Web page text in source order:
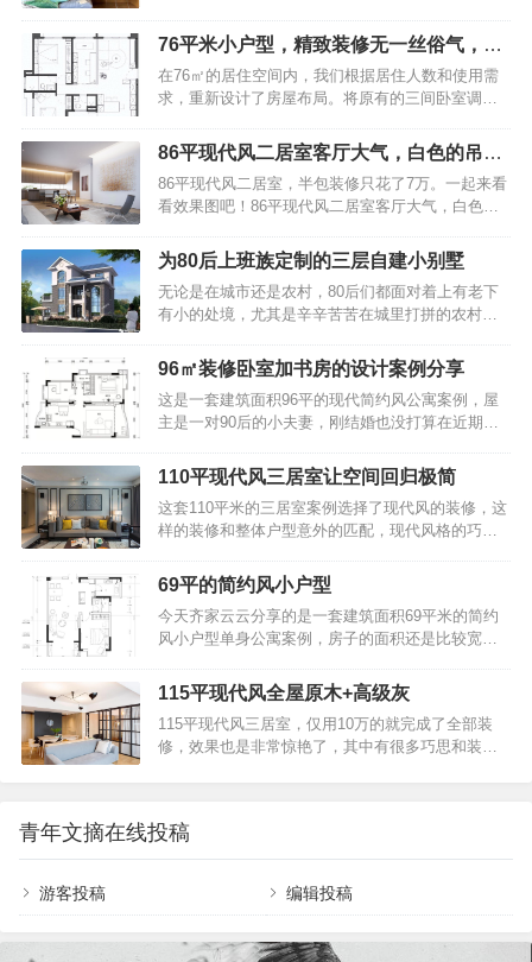
活态度上和对家具的选择上。就比如同样是睡觉的
卧室，爸妈他们对卧室的理解是：无论哪个卧室，
都必须要有一个双人床和一个标准的衣柜，不然能
叫卧室？越来越多人不在卧室放“双人床”了？学学广
东人的做法，美观实用年轻人则不同，他们认为卧
室虽然是用来睡觉的，但不能只用来睡觉，能融入
都使用千篇一律的双人床，只要能躺下睡个好觉，
就是好床，就…
76平米小户型，精致装修无一丝俗气，堪
称家装典范之作
在76㎡的居住空间内，我们根据居住人数和使用需
求，重新设计了房屋布局。将原有的三间卧室调整
足了屋主的需求，被打造成了一个光线充足、通透
的书房。这里不仅是居家办公的理想场所，还特别
设置了攀岩墙和瑜伽角，为屋主提供了娱乐和休憩
的空间。76平米小户型，精致装修无一丝俗气，堪
称家装典范之作平面布置图客厅76平米小户型，精
致装修无一丝俗气，堪称家装典范之作客厅虽然小
木百叶，形成了连续的窗带效果，让光线能够灵活
地进入室内…
86平现代风二居室客厅大气，白色的吊顶
展现出十足的禅意
86平现代风二居室，半包装修只花了7万。一起来看
看效果图吧！86平现代风二居室客厅大气，白色的
立面,跳跃明快的色彩。86平现代风二居室客厅大
气，白色的吊顶展现出十足的禅意客厅整体采用白
色为主，显得干净整洁，白色沙发上的各式各样的
抱枕、非常的有活力。86平现代风二居室客厅大
气，白色的吊顶展现出十足的禅意客厅给人一种强
大的气场，白色的吊顶展现出十足的禅意。让一切
代风二居室客厅大气，白色的吊顶展现出十足的禅
意客…
为80后上班族定制的三层自建小别墅
无论是在城市还是农村，80后们都面对着上有老下
有小的处境，尤其是辛辛苦苦在城里打拼的农村
子，把父母、孩子、夫妻俩全可以住的下实在有点
难，所以不少人都会选择在老家再盖一栋小别墅，
一来父母养老居住方便，二来趁着政策还允许，在
老家把宅基地先占着，或者以后等老了给自己养老
的居所，那什么样的房子适合现在的农村建造呢？
下面美墅住宅给大家介绍一款美观又实用的别墅户
墅，这栋自建别墅的造型非常新颖，非常大方时
尚。灰白色的外墙，不…
96㎡装修卧室加书房的设计案例分享
这是一套建筑面积96平的现代简约风公寓案例，屋
主是一对90后的小夫妻，刚结婚也没打算在近期要
个家以现代大方的实用设计理念，来营造出一个简
洁而又舒适的生活空间。下面就一起来看看吧~96㎡
装修案例分享，卧室加书房的设计，舒适且温馨！
平面布置图96㎡装修案例分享，卧室加书房的设
计，舒适且温馨！入户玄关和客厅之间用一个矮柜
作为隔断，整个空间选择铺贴相同的地砖和刷成相
非常舒适。96㎡装修案例分享，卧室加书房的设
计，舒适…
110平现代风三居室让空间回归极简
这套110平米的三居室案例选择了现代风的装修，这
样的装修和整体户型意外的匹配，现代风格的巧妙
只花费了9万，可谓物美价廉了。110平现代风三居
室让空间回归极简, 餐厅充满原始自然的味道让空间
回归极简，就要抛开一切冗余的元素，只以简单的
线条彰显优雅格调，注重一线，一点，一面及其细
节处理，再搭配品位高级的功能性家具，呈现一种
感官上的简洁。110平现代风三居室让空间回归极
意不要装修得太繁杂，尤其是不要放太多的东西…
69平的简约风小户型
今天齐家云云分享的是一套建筑面积69平米的简约
风小户型单身公寓案例，房子的面积还是比较宽敞
文艺的搭配方案让整个家看起来轻松而又舒适，营
造出了一个温馨的居住空间。下面就一起来看看
吧，希望大家喜欢~69平的简约风小户型，卫生间洗
手台的镜面柜，设计的很赞平面布置图69平的简约
走廊上做嵌入式的鞋柜，冰箱也整合进柜子里，另
一侧的墙面摆放穿衣镜，方便出门前整理仪容。69
平的简约…
115平现代风全屋原木+高级灰
115平现代风三居室，仅用10万的就完成了全部装
修，效果也是非常惊艳了，其中有很多巧思和装修
设计，将客厅空间的格调勾勒出来，很有时尚感。
115平现代风全屋原木+高级灰，清新上档次，全屋
素雅尽显高级！客厅整体以简约为主，白色的墙
面，光滑有瓷砖地面，使得整体空间更加的简洁大
全屋素雅尽显高级！沉稳的暖色调让卧室显得更加
青年文摘在线投稿
游客投稿 编辑投稿